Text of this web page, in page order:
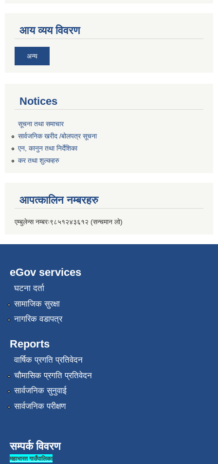
आय व्यय विवरण
अन्य
Notices
सूचना तथा समाचार
सार्वजनिक खरीद /बोलपत्र सूचना
एन, कानुन तथा निर्देशिका
कर तथा शुल्कहरु
आपत्कालिन नम्बरहरु
एम्बुलेन्स नम्बरः९८५१२४३६१२ (सन्चमान लो)
eGov services
घटना दर्ता
सामाजिक सुरक्षा
नागरिक वडापत्र
Reports
वार्षिक प्रगति प्रतिवेदन
चौमासिक प्रगति प्रतिवेदन
सार्वजनिक सुनुवाई
सार्वजनिक परीक्षण
सम्पर्क विवरण
महाभारत गाउँपालिका